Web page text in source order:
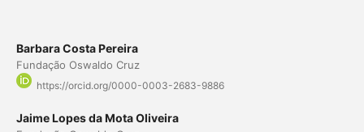
Barbara Costa Pereira
Fundação Oswaldo Cruz
https://orcid.org/0000-0003-2683-9886
Jaime Lopes da Mota Oliveira